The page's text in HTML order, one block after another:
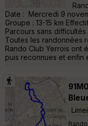
Date : Mercredi 9
Groupe : 13-15 km
Parcours sans
Toutes les randonnées
Rando Club Yerrois ont
puis reconnues et enfin